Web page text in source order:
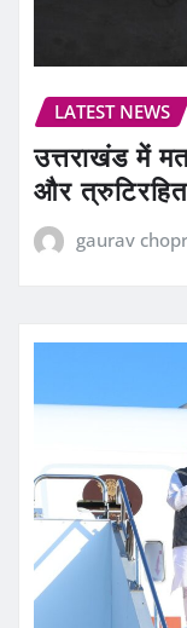
LATEST NEWS
उत्तराखंड में
और
gaurav